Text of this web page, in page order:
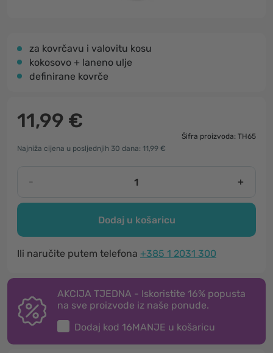
za kovrčavu i valovitu kosu
kokosovo + laneno ulje
definirane kovrče
11,99 €
Šifra proizvoda: TH65
Najniža cijena u posljednjih 30 dana: 11,99 €
- +
Dodaj u košaricu
Ili naručite putem telefona +385 1 2031 300
AKCIJA TJEDNA - Iskoristite 16% popusta
na sve proizvode iz naše ponude.
Dodaj kod 16MANJE u košaricu